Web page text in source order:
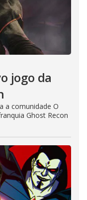
jogo da
a comunidade O
Ghost Recon